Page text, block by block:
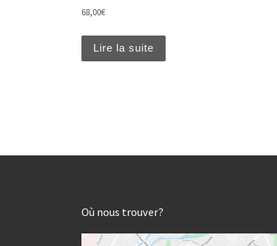
68,00€
Lire la suite
Où nous trouver?